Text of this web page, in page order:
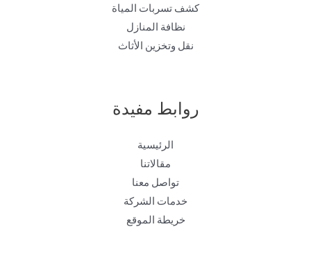
كشف تسربات المياة
نظافة المنازل
نقل وتخزين الأثاث
روابط مفيدة
الرئيسية
مقالاتنا
تواصل معنا
خدمات الشركة
خريطة الموقع